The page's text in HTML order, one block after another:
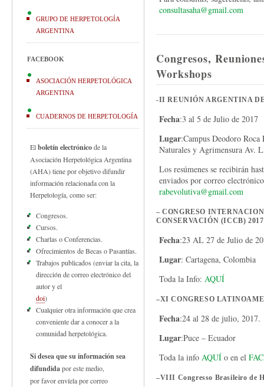
consultasaha@gmail.com
Congresos,
Workshops
-II REUNIÓN ARGENTINA
Fecha:3 al 5 de Julio de 2017
Lugar:Campus Deodoro Roca
Naturales y Agrimensura Av.
Los resúmenes se recibirán
enviados por correo
rabevolutiva@gmail.com
– CONGRESO
CONSERVACIÓN (ICCB) 2017
Fecha:23 AL 27 de Julio de
Lugar: Cartagena, Colombia
Toda la Info: AQUÍ
–XI CONGRESO
Fecha:24 al 28 de julio, 2017.
Lugar:Puce – Ecuador
Toda la info AQUÍ o en el
–VIII Congresso Brasileiro de
GRUPO DE HERPETOLOGÍA
ARGENTINA
FACEBOOK
ASOCIACIÓN HERPETOLÓGICA
ARGENTINA
CUADERNOS DE HERPETOLOGÍA
Elboletín electrónicode la
Asociación Herpetológica Argentina
(AHA) tiene por objetivo difundir
información relacionada con la
Herpetología, como ser:
Congresos.
Cursos.
Charlas o Conferencias.
Ofrecimientos de Becas o Pasantías.
Trabajos publicados (enviar la cita, la
dirección de correo electrónico del
autor y el
doi)
Cualquier otra información que crea
conveniente dar a conocer a la
comunidad herpetológica.
Si desea que su información sea
difundidapor este medio,
por favor envíela por correo